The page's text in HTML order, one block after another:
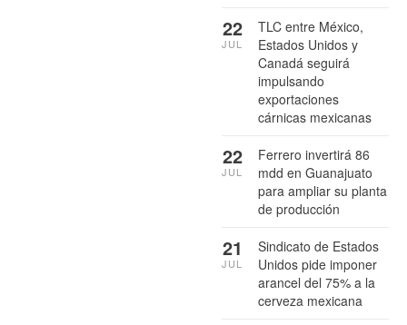
TLC entre México,
Estados Unidos y
Canadá seguirá
impulsando
exportaciones
cárnicas mexicanas
22
JUL
Ferrero invertirá 86
mdd en Guanajuato
para ampliar su planta
de producción
22
JUL
Sindicato de Estados
Unidos pide imponer
arancel del 75% a la
cerveza mexicana
21
JUL